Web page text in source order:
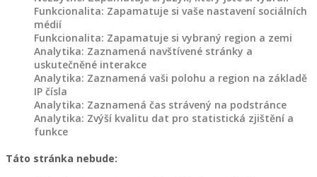
Funkcionalita: Zapamatuje si vaše nastavení sociálních
médií
Funkcionalita: Zapamatuje si vybraný region a zemi
Analytika: Zaznamená navštívené stránky a
uskutečněné interakce
Analytika: Zaznamená vaši polohu a region na základě
IP čísla
Analytika: Zaznamená čas strávený na podstránce
Analytika: Zvýší kvalitu dat pro statistická zjištění a
funkce
Táto stránka nebude: